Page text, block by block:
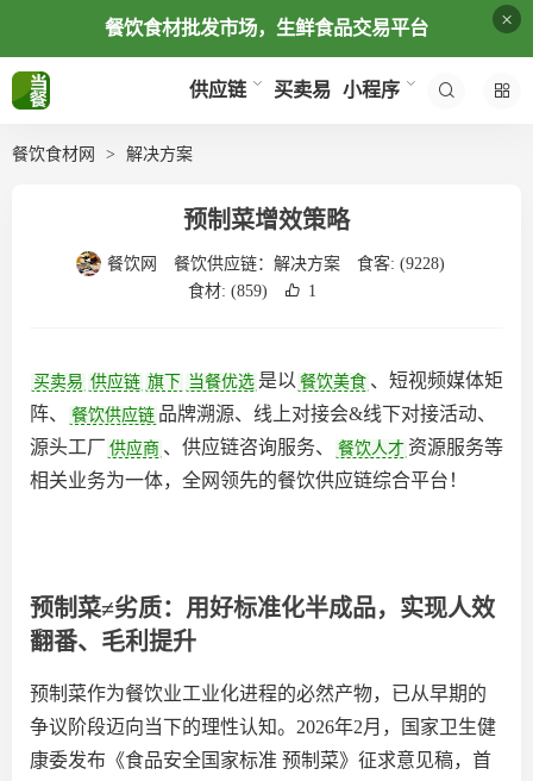
餐饮食材批发市场，生鲜食品交易平台 ×
供应链 买卖易 小程序
餐饮食材网 解决方案
预制菜增效策略
餐饮网 餐饮供应链： 解决方案 食客: (9228)
食材: (859) 1
买卖易 供应链 旗下 当餐优选 是以 餐饮美食 、短视频媒体矩
阵、
餐饮供应链 品牌溯源、线上对接会&线下对接活动、
源头工厂 供应商 、供应链咨询服务、 餐饮人才 资源服务等
相关业务为一体，全网领先的餐饮供应链综合平台‌！
预制菜≠劣质：用好标准化半成品，实现人效
翻番、毛利提升
预制菜作为餐饮业工业化进程的必然产物，已从早期的
争议阶段迈向当下的理性认知。 2026年2月，国家卫生健
康委发布《食品安全国家标准 预制菜》征求意见稿，首